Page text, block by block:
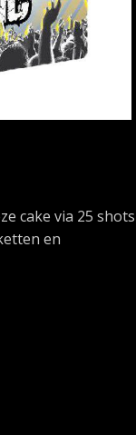
cake via 25 shots
en